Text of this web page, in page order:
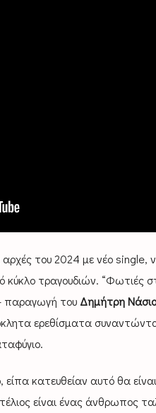
του 2024 με νέο single,
κύκλο τραγουδιών. “Φωτιές
παραγωγή τουΔημήτρη
ερεθίσματα
κατευθείαν αυτό θα
είναι ένας άνθρωπος